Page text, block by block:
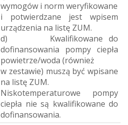
wymogów i norm weryfikowane
i potwierdzane jest wpisem
urządzenia na listę ZUM.
d) Kwalifikowane do
dofinansowania pompy ciepła
powietrze/woda (również
w zestawie) muszą być wpisane
na listę ZUM.
Niskotemperaturowe pompy
ciepła nie są kwalifikowane do
dofinansowania.